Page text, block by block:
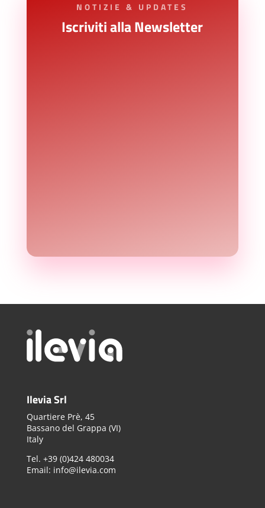
NOTIZIE & UPDATES
Iscriviti alla Newsletter
Ilevia Srl
Quartiere Prè, 45
Bassano del Grappa (VI)
Italy
Tel. +39 (0)424 480034
Email: info@ilevia.com